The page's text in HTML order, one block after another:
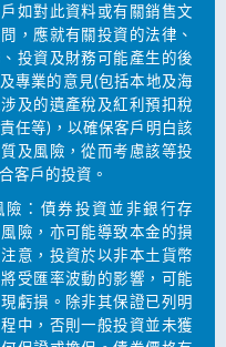
如對此資料或有關銷售文
，應就有關投資的法律、
投資及財務可能產生的後
專業的意見(包括本地及海
及的遺產稅及紅利預扣稅
任等)，以確保客戶明白該
及風險，從而考慮該等投
客戶的投資。
險：債券投資並非銀行存
險，亦可能導致本金的損
意，投資於以非本土貨幣
受匯率波動的影響，可能
虧損。除非其保證已列明
中，否則一般投資並未獲